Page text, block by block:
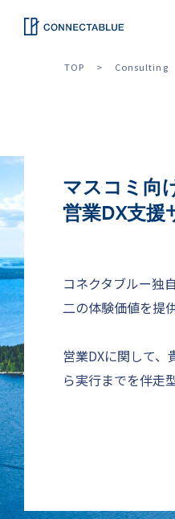
TOP Consulting
マスコミ向
営業DX支援
コネクタブルー独
二の体験価値を提
営業DXに関して
ら実行までを伴走